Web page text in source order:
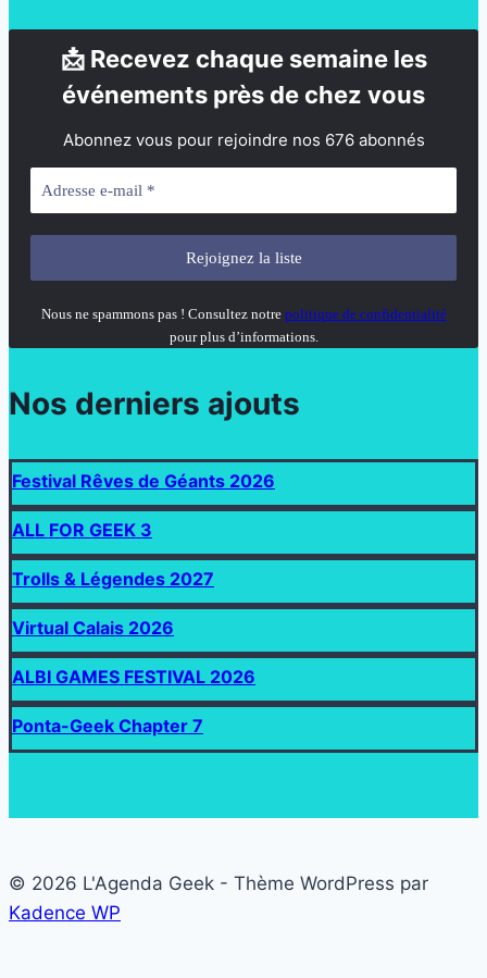
📩 Recevez chaque semaine les
événements près de chez vous
Abonnez vous pour rejoindre nos 676 abonnés
Nous ne spammons pas ! Consultez notre politique de confidentialité
pour plus d’informations.
Nos derniers ajouts
Festival Rêves de Géants 2026
ALL FOR GEEK 3
Trolls & Légendes 2027
Virtual Calais 2026
ALBI GAMES FESTIVAL 2026
Ponta-Geek Chapter 7
© 2026 L'Agenda Geek - Thème WordPress par
Kadence WP